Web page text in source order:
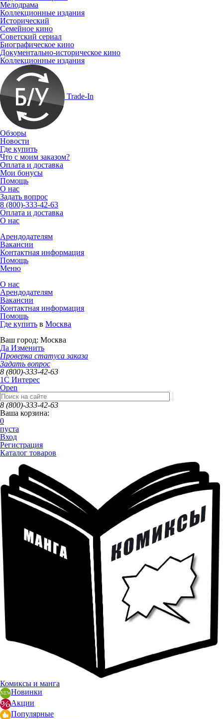
Мелодрама
Коллекционные издания
Исторический
Семейное кино
Советский сериал
Биографическое кино
Документально-историческое кино
Коллекционные издания
Trade-In
Обзоры
Новости
Где купить
Что с моим заказом?
Оплата и доставка
Мои бонусы
Помощь
О нас
Задать вопрос
8 (800)-333-42-63
Оплата и доставка
О нас
Арендодателям
Вакансии
Контактная информация
Помощь
Меню
О нас
Арендодателям
Вакансии
Контактная информация
Помощь
Где купить в Москва
Ваш город: Москва
Да Изменить
Проверка статуса заказа
Задать вопрос
8 (800)-333-42-63
1C Интерес
Open
8 (800)-333-42-63
Ваша корзина:
0
пуста
Вход
Регистрация
Каталог товаров
Комиксы и манга
Новинки
Акции
Популярные